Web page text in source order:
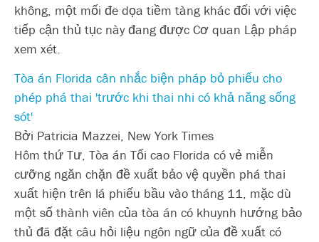
không, một mối đe dọa tiềm tàng khác đối với việc
tiếp cận thủ tục này đang được Cơ quan Lập pháp
xem xét.
Tòa án Florida cân nhắc biện pháp bỏ phiếu cho
phép phá thai 'trước khi thai nhi có khả năng sống
sót'
Bởi Patricia Mazzei, New York Times
Hôm thứ Tư, Tòa án Tối cao Florida có vẻ miễn
cưỡng ngăn chặn đề xuất bảo vệ quyền phá thai
xuất hiện trên lá phiếu bầu vào tháng 11, mặc dù
một số thành viên của tòa án có khuynh hướng bảo
thủ đã đặt câu hỏi liệu ngôn ngữ của đề xuất có